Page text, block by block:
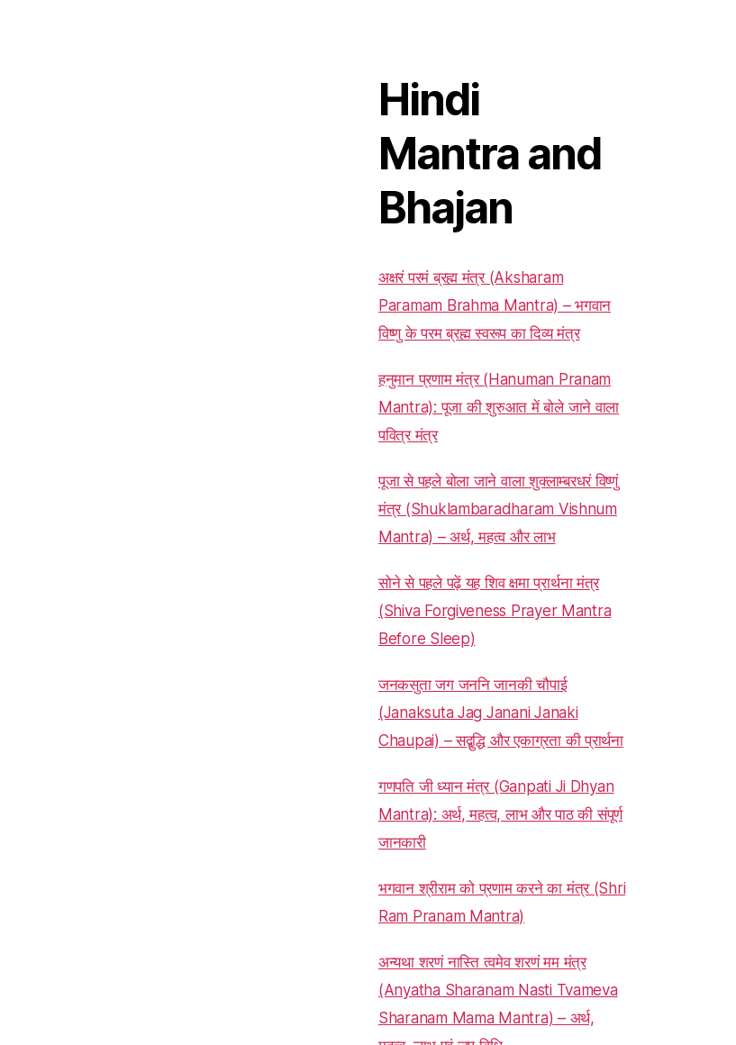
Hindi
Mantra and
Bhajan
अक्षरं परमं ब्रह्म मंत्र (Aksharam
Paramam Brahma Mantra) – भगवान
विष्णु के परम ब्रह्म स्वरूप का दिव्य मंत्र
हनुमान प्रणाम मंत्र (Hanuman Pranam
Mantra): पूजा की शुरुआत में बोले जाने वाला
पवित्र मंत्र
पूजा से पहले बोला जाने वाला शुक्लाम्बरधरं विष्णुं
मंत्र (Shuklambaradharam Vishnum
Mantra) – अर्थ, महत्व और लाभ
सोने से पहले पढ़ें यह शिव क्षमा प्रार्थना मंत्र
(Shiva Forgiveness Prayer Mantra
Before Sleep)
जनकसुता जग जननि जानकी चौपाई
(Janaksuta Jag Janani Janaki
Chaupai) – सद्बुद्धि और एकाग्रता की प्रार्थना
गणपति जी ध्यान मंत्र (Ganpati Ji Dhyan
Mantra): अर्थ, महत्व, लाभ और पाठ की संपूर्ण
जानकारी
भगवान श्रीराम को प्रणाम करने का मंत्र (Shri
Ram Pranam Mantra)
अन्यथा शरणं नास्ति त्वमेव शरणं मम मंत्र
(Anyatha Sharanam Nasti Tvameva
Sharanam Mama Mantra) – अर्थ,